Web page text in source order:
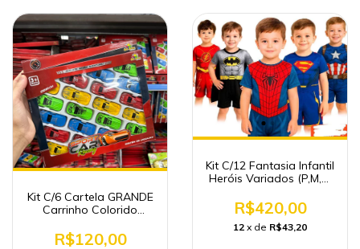
Kit C/6 Cartela GRANDE
Carrinho Colorido
Atacado
R$120,00
Kit C/12 Fantasia Infantil
Heróis Variados (P,M,G,
R$420,00
12 x de R$43,20